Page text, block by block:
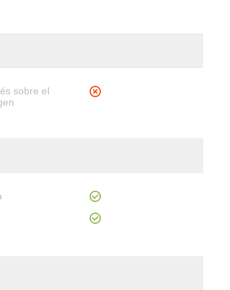
sobre el